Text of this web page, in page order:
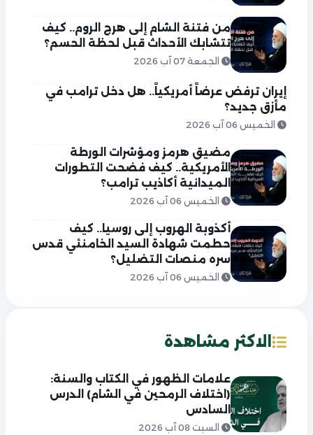
من فتنة الشام إلى هرج الروم.. كيف
تتشابك الأحداث قبل لحظة الحسم؟
الجمعة 07 آب 2026
إيران ترفض عرضاً أمريكياً.. هل دخل ترامب في
مأزق جديد؟
الخميس 06 آب 2026
مضيق هرمز ومؤشرات الورطة
الأمريكية.. كيف فضحت التطورات
الميدانية أكاذيب ترامب؟
الخميس 06 آب 2026
أكذوبة الهروب إلى روسيا.. كيف
حطمت شهادة السيد الخامنئي قدس
سره منصات التضليل؟
الخميس 06 آب 2026
الاكثر مشاهدة
علامات الظهور في الكتاب والسنة:
(اختلاف الرمحين في الشام) الدرس
السادس
السبت 08 آب 2026